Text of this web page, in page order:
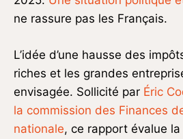
ne rassure pas les Français.
L’idée d’une hausse des
riches et les grandes
envisagée. Sollicité par Éric
la commission des Finances
nationale, ce rapport évalue la